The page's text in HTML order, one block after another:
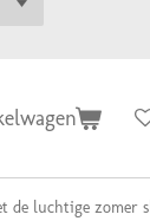
de luchtige zomer